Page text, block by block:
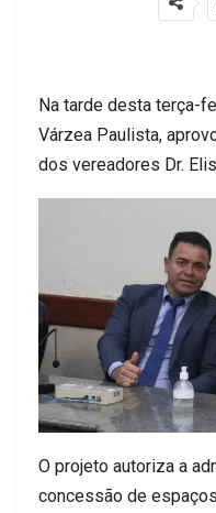
Na tarde desta terça-
Várzea Paulista,
dos vereadores Dr.
O projeto autoriza a
concessão de